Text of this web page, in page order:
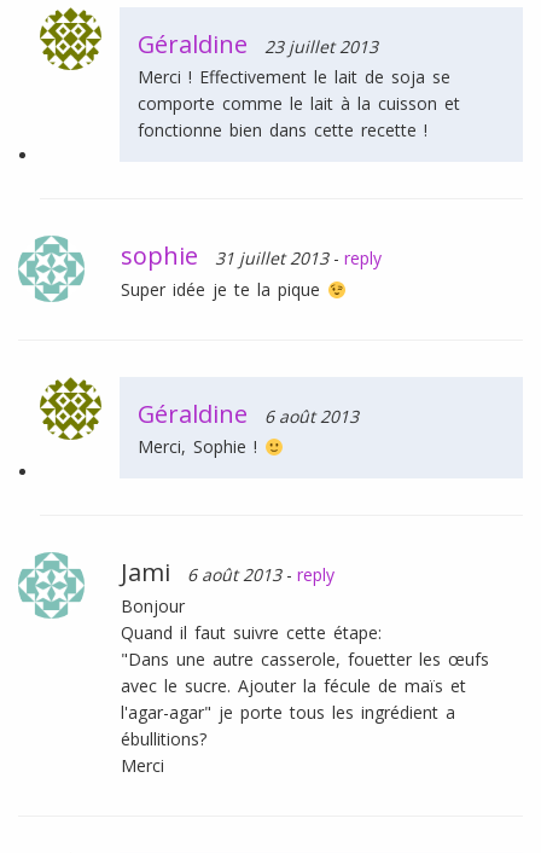
Géraldine
23 juillet 2013
Merci ! Effectivement le lait de soja se
comporte comme le lait à la cuisson et
fonctionne bien dans cette recette !
sophie 31 juillet 2013 - reply
Super idée je te la pique
Géraldine
6 août 2013
Merci, Sophie !
Jami 6 août 2013 - reply
Bonjour
Quand il faut suivre cette étape:
"Dans une autre casserole, fouetter les œufs
avec le sucre. Ajouter la fécule de maïs et
l'agar-agar" je porte tous les ingrédient a
ébullitions?
Merci